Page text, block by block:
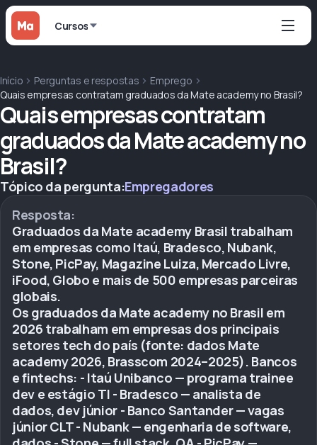
Cursos
Início Perguntas e respostas
Emprego
Quais empresas contratam graduados da Mate academy no Brasil?
Quais empresas contratam
graduados da Mate academy no
Brasil?
Tópico da pergunta:Empregadores
Resposta:
Graduados da Mate academy Brasil trabalham
em empresas como Itaú, Bradesco, Nubank,
Stone, PicPay, Magazine Luiza, Mercado Livre,
iFood, Globo e mais de 500 empresas parceiras
globais.
Os graduados da Mate academy no Brasil em
2026 trabalham em empresas dos principais
setores tech do país (fonte: dados Mate
academy 2026, Brasscom 2024–2025). Bancos
e fintechs: - Itaú Unibanco — programa trainee
dev e estágio TI - Bradesco — analista de
dados, dev júnior - Banco Santander — vagas
júnior CLT - Nubank — engenharia de software,